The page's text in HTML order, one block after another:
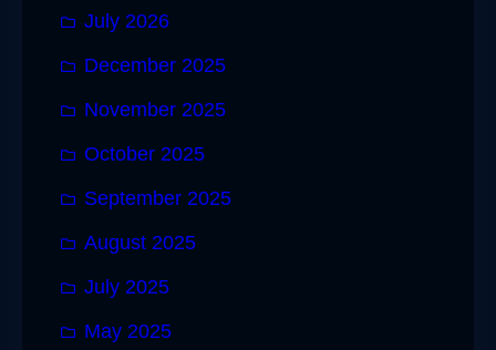
July 2026
December 2025
November 2025
October 2025
September 2025
August 2025
July 2025
May 2025